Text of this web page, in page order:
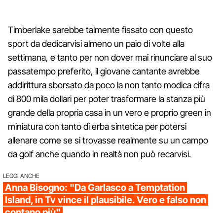
Timberlake sarebbe talmente fissato con questo
sport da dedicarvisi almeno un paio di volte alla
settimana, e tanto per non dover mai rinunciare al suo
passatempo preferito, il giovane cantante avrebbe
addirittura sborsato da poco la non tanto modica cifra
di 800 mila dollari per poter trasformare la stanza più
grande della propria casa in un vero e proprio green in
miniatura con tanto di erba sintetica per potersi
allenare come se si trovasse realmente su un campo
da golf anche quando in realtà non può recarvisi.
LEGGI ANCHE
Anna Bisogno: "Da Garlasco a Temptation
Island, in Tv vince il plausibile. Vero e falso non